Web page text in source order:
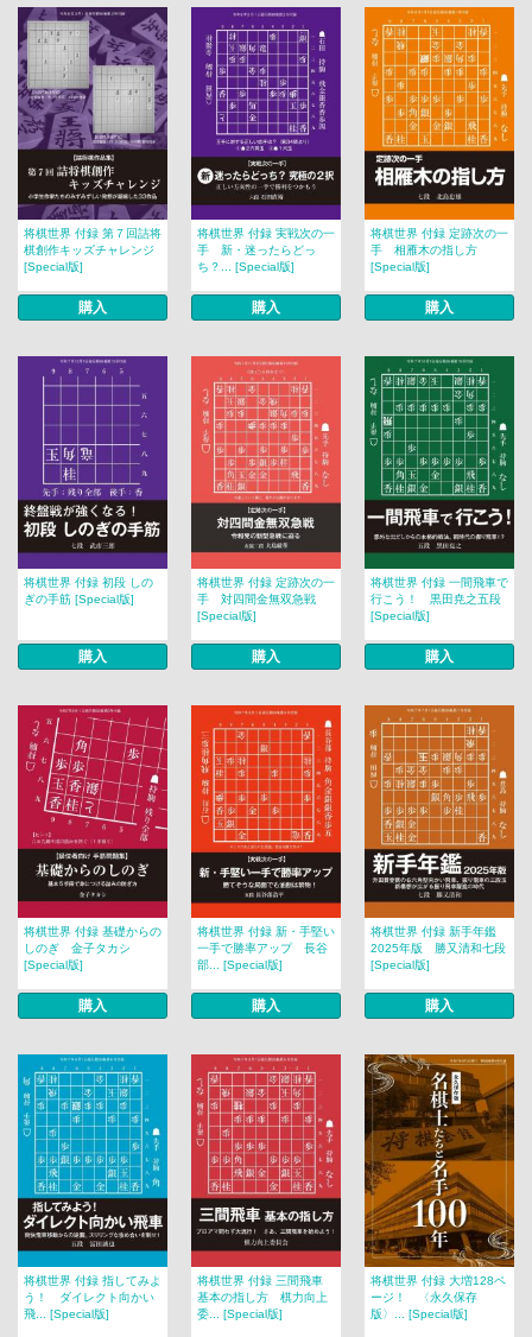
将棋世界 付録 第７回詰将
棋創作キッズチャレンジ
[Special版]
購入
将棋世界 付録 実戦次の一
手 新・迷ったらどっ
ち？... [Special版]
購入
将棋世界 付録 定跡次の一
手 相雁木の指し方
[Special版]
購入
将棋世界 付録 初段 しの
ぎの手筋 [Special版]
購入
将棋世界 付録 定跡次の一
手 対四間金無双急戦
[Special版]
購入
将棋世界 付録 一間飛車で
行こう！ 黒田尭之五段
[Special版]
購入
将棋世界 付録 基礎からの
しのぎ 金子タカシ
[Special版]
購入
将棋世界 付録 新・手堅い
一手で勝率アップ 長谷
部... [Special版]
購入
将棋世界 付録 新手年鑑
2025年版 勝又清和七段
[Special版]
購入
将棋世界 付録 指してみよ
う！ ダイレクト向かい
飛... [Special版]
将棋世界 付録 三間飛車
基本の指し方 棋力向上
委... [Special版]
将棋世界 付録 大増128ペ
ージ！ 〈永久保存
版〉... [Special版]